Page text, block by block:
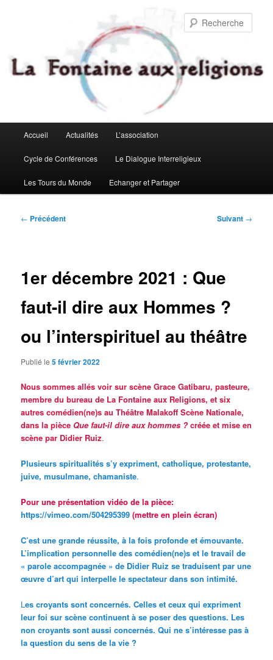
principal
Accueil Actualités L’association
Cycle de Conférences Le Dialogue Interreligieux
Les Tours du Monde Echanger et Partager
Navigation
← Précédent Suivant →
1er décembre 2021 : Que
faut-il dire aux Hommes ?
ou l’interspirituel au théâtre
Publié le5 février 2022
Nous sommes allés voir sur scène Grace Gatibaru, pasteure,
membre du bureau de La Fontaine aux Religions, et six
autres comédien(ne)s au Théâtre Malakoff Scène Nationale,
dans la pièce Que faut-il dire aux hommes ?créée et mise en
scène par Didier Ruiz.
Plusieurs spiritualités s’y expriment, catholique, protestante,
juive, musulmane, chamaniste.
Pour une présentation vidéo de la pièce:
https://vimeo.com/504295399 (mettre en plein écran)
C’est une grande réussite, à la fois profonde et émouvante.
L’implication personnelle des comédien(ne)s et le travail de
« parole accompagnée » de Didier Ruiz se traduisent par une
œuvre d’art qui interpelle le spectateur dans son intimité.
Les croyants sont concernés. Celles et ceux qui expriment
leur foi sur scène continuent à se poser des questions. Les
non croyants sont aussi concernés. Qui ne s’intéresse pas à
la question du sens de la vie ?